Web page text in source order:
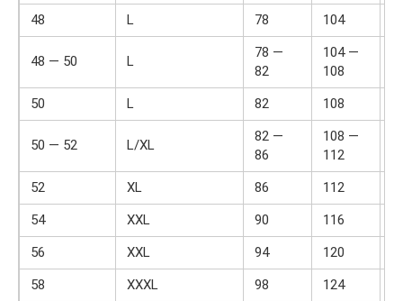
48 L 78 104
48 — 50 L
78 —
82
104 —
108
50 L 82 108
50 — 52 L/XL
82 —
86
108 —
112
52 XL 86 112
54
XXL 90 116
56
XXL 94 120
58
XXXL 98 124